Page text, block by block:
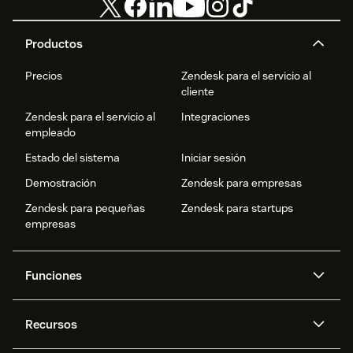
Productos
Precios
Zendesk para el servicio al
cliente
Zendesk para el servicio al
empleado
Integraciones
Estado del sistema
Iniciar sesión
Demostración
Zendesk para empresas
Zendesk para pequeñas
empresas
Zendesk para startups
Funciones
IA de Zendesk
Recursos